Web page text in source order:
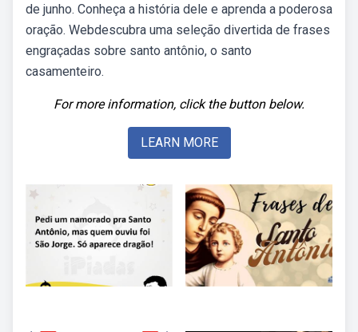
de junho. Conheça a história dele e aprenda a poderosa
oração. Webdescubra uma seleção divertida de frases
engraçadas sobre santo antônio, o santo
casamenteiro.
For more information, click the button below.
LEARN MORE